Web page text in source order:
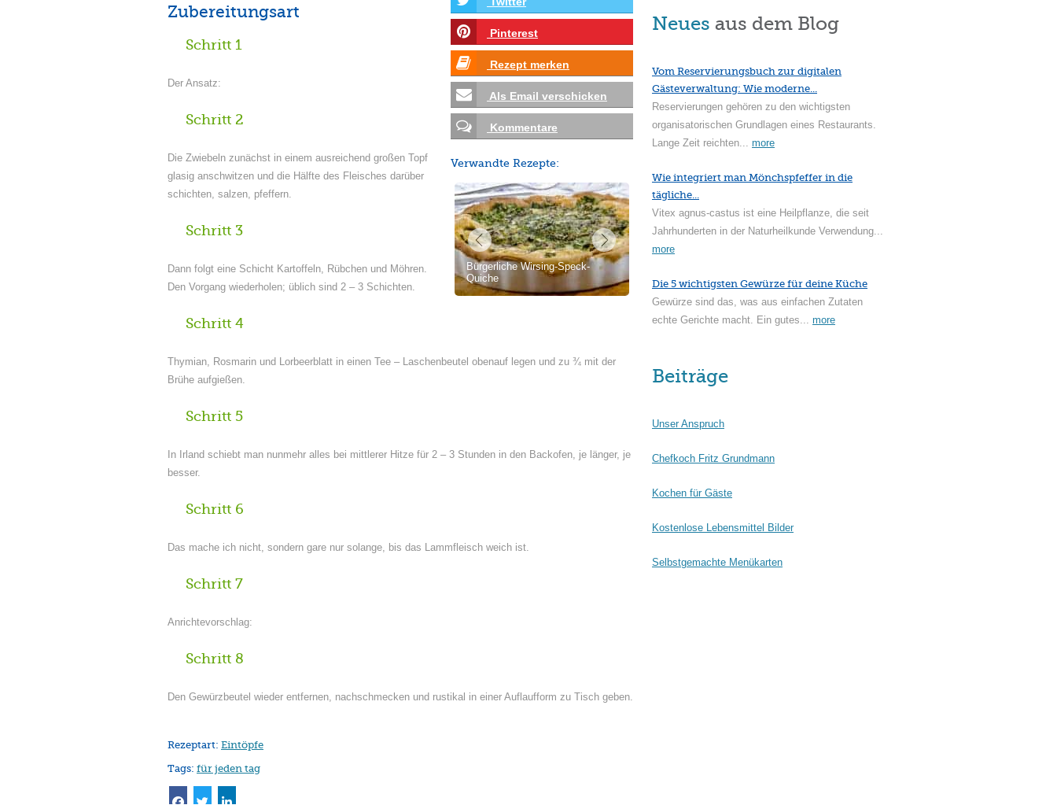
Pinterest
Rezept merken
Als Email verschicken
Kommentare
Verwandte Rezepte:
Bürgerliche Wirsing-Speck-
Quiche
Zubereitungsart
Schritt 1
Der Ansatz:
Schritt 2
Die Zwiebeln zunächst in einem ausreichend großen Topf
glasig anschwitzen und die Hälfte des Fleisches darüber
schichten, salzen, pfeffern.
Schritt 3
Dann folgt eine Schicht Kartoffeln, Rübchen und Möhren.
Den Vorgang wiederholen; üblich sind 2 – 3 Schichten.
Schritt 4
Thymian, Rosmarin und Lorbeerblatt in einen Tee – Laschenbeutel obenauf legen und zu ¾ mit der
Brühe aufgießen.
Schritt 5
In Irland schiebt man nunmehr alles bei mittlerer Hitze für 2 – 3 Stunden in den Backofen, je länger, je
besser.
Schritt 6
Das mache ich nicht, sondern gare nur solange, bis das Lammfleisch weich ist.
Schritt 7
Anrichtevorschlag:
Schritt 8
Den Gewürzbeutel wieder entfernen, nachschmecken und rustikal in einer Auflaufform zu Tisch geben.
Rezeptart: Eintöpfe
Tags: für jeden tag
Neues aus dem Blog
Vom Reservierungsbuch zur digitalen
Gästeverwaltung: Wie moderne...
Reservierungen gehören zu den wichtigsten
organisatorischen Grundlagen eines Restaurants.
Lange Zeit reichten... more
Wie integriert man Mönchspfeffer in die
tägliche...
Vitex agnus-castus ist eine Heilpflanze, die seit
Jahrhunderten in der Naturheilkunde Verwendung...
more
Die 5 wichtigsten Gewürze für deine Küche
Gewürze sind das, was aus einfachen Zutaten
echte Gerichte macht. Ein gutes... more
Beiträge
Unser Anspruch
Chefkoch Fritz Grundmann
Kochen für Gäste
Kostenlose Lebensmittel Bilder
Selbstgemachte Menükarten